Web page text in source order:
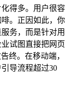
得多。用户很容
。正因如此，你
务，而是针对用
试图直接把网页
终。在移动端，
导流程超过30